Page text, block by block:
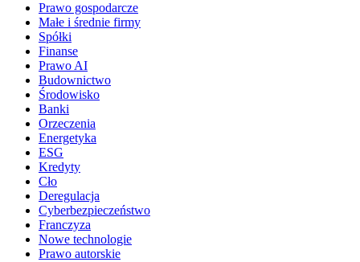
Prawo gospodarcze
Małe i średnie firmy
Spółki
Finanse
Prawo AI
Budownictwo
Środowisko
Banki
Orzeczenia
Energetyka
ESG
Kredyty
Cło
Deregulacja
Cyberbezpieczeństwo
Franczyza
Nowe technologie
Prawo autorskie